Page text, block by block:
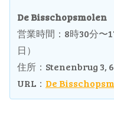
De Bisschopsmolen
営業時間：8時30分〜
日）
住所：Stenenbrug 3,
URL： De